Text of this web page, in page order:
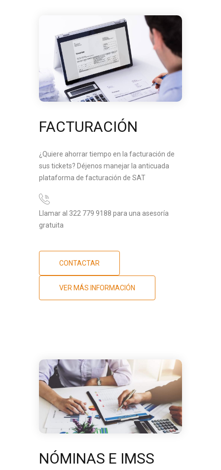
FACTURACIÓN
¿Quiere ahorrar tiempo en la facturación de
sus tickets? Déjenos manejar la anticuada
plataforma de facturación de SAT
Llamar al 322 779 9188 para una asesoría
gratuita
CONTACTAR
VER MÁS INFORMACIÓN
NÓMINAS E IMSS